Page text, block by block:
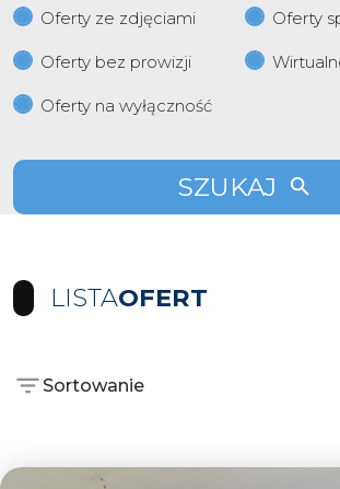
Oferty ze zdjęciami
Oferty
Oferty bez prowizji
Oferty na wyłączność
SZUKAJ
LISTAOFERT
Sortowanie